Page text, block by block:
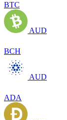
BTC
AUD
BCH
AUD
ADA